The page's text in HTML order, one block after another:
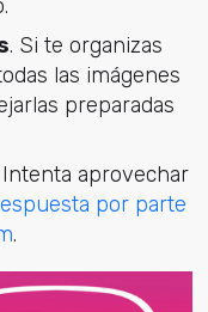
. Si te organizas
las imágenes
preparadas
Intenta aprovechar
por parte
.